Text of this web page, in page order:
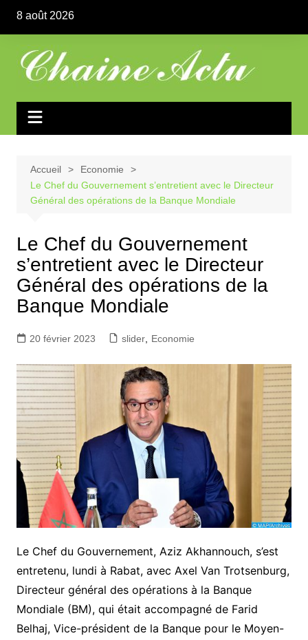
contenu
8 août 2026
Accueil
Economie
Le Chef du Gouvernement s’entretient avec le Directeur
Général des opérations de la Banque Mondiale
Le Chef du Gouvernement
s’entretient avec le Directeur
Général des opérations de la
Banque Mondiale
20 février 2023 slider, Economie
Le Chef du Gouvernement, Aziz Akhannouch, s’est
entretenu, lundi à Rabat, avec Axel Van Trotsenburg,
Directeur général des opérations à la Banque
Mondiale (BM), qui était accompagné de Farid
Belhaj, Vice-président de la Banque pour le Moyen-